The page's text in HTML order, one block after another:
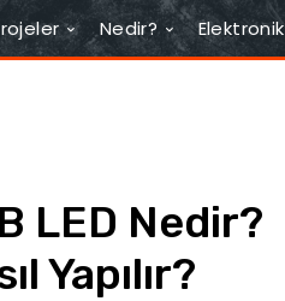
Nedir? Elektronik
LED Nedir?
Yapılır?